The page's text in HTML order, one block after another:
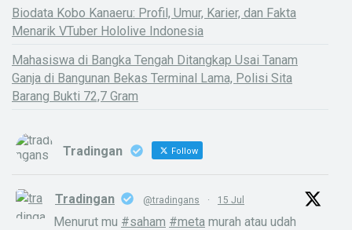
Biodata Kobo Kanaeru: Profil, Umur, Karier, dan Fakta
Menarik VTuber Hololive Indonesia
Mahasiswa di Bangka Tengah Ditangkap Usai Tanam
Ganja di Bangunan Bekas Terminal Lama, Polisi Sita
Barang Bukti 72,7 Gram
Tradingan Follow
Tradingan @tradingans · 15 Jul
Menurut mu #saham #meta murah atau udah